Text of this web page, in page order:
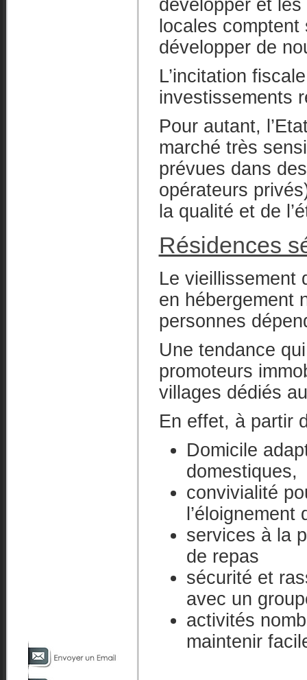
développer et
locales
développer de
L’incitation
investissements
Pour autant,
marché très
prévues dans
opérateurs
la qualité et de
Résidences
Le vieillissement
en hébergement
personnes
Une tendance
promoteurs
villages dédiés
En effet, à partir
Domicile
domestiques,
convivialité
services à la
de repas
sécurité et
avec un
activités
maintenir